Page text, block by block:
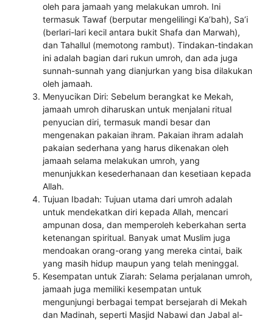
oleh para jamaah yang melakukan umroh. Ini
termasuk Tawaf (berputar mengelilingi Ka’bah), Sa’i
(berlari-lari kecil antara bukit Shafa dan Marwah),
dan Tahallul (memotong rambut). Tindakan-tindakan
ini adalah bagian dari rukun umroh, dan ada juga
sunnah-sunnah yang dianjurkan yang bisa dilakukan
oleh jamaah.
Menyucikan Diri: Sebelum berangkat ke Mekah,
jamaah umroh diharuskan untuk menjalani ritual
penyucian diri, termasuk mandi besar dan
mengenakan pakaian ihram. Pakaian ihram adalah
pakaian sederhana yang harus dikenakan oleh
jamaah selama melakukan umroh, yang
menunjukkan kesederhanaan dan kesetiaan kepada
Allah.
Tujuan Ibadah: Tujuan utama dari umroh adalah
untuk mendekatkan diri kepada Allah, mencari
ampunan dosa, dan memperoleh keberkahan serta
ketenangan spiritual. Banyak umat Muslim juga
mendoakan orang-orang yang mereka cintai, baik
yang masih hidup maupun yang telah meninggal.
Kesempatan untuk Ziarah: Selama perjalanan umroh,
jamaah juga memiliki kesempatan untuk
mengunjungi berbagai tempat bersejarah di Mekah
dan Madinah, seperti Masjid Nabawi dan Jabal al-